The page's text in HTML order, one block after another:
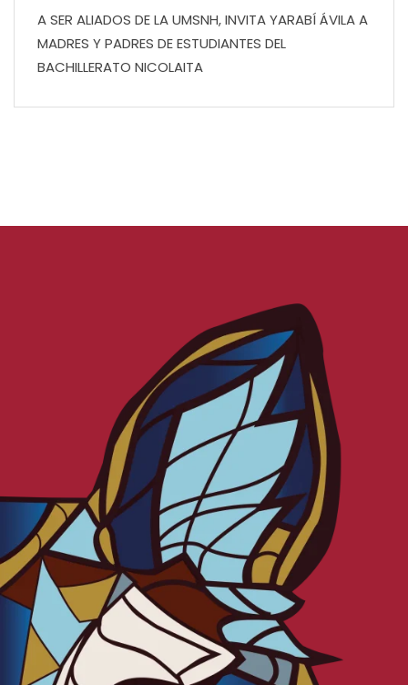
A SER ALIADOS DE LA UMSNH, INVITA YARABÍ ÁVILA A
MADRES Y PADRES DE ESTUDIANTES DEL
BACHILLERATO NICOLAITA